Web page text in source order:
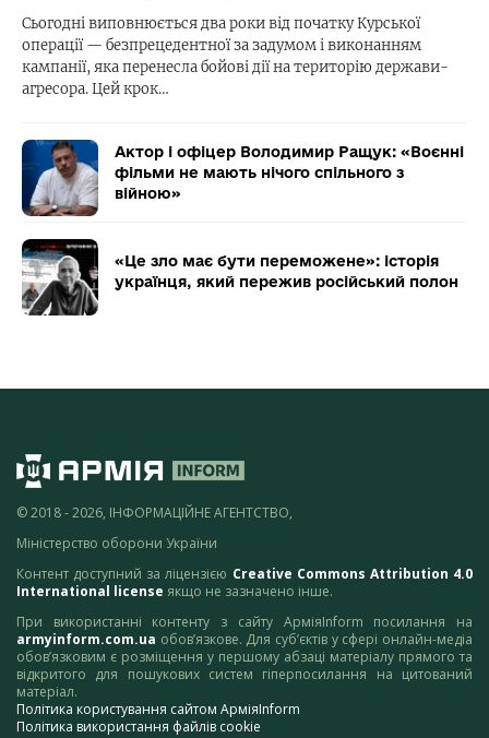
Сьогодні виповнюється два роки від початку Курської
операції — безпрецедентної за задумом і виконанням
кампанії, яка перенесла бойові дії на територію держави-
агресора. Цей крок…
Актор і офіцер Володимир Ращук: «Воєнні
фільми не мають нічого спільного з
війною»
«Це зло має бути переможене»: історія
українця, який пережив російський полон
© 2018 - 2026, ІНФОРМАЦІЙНЕ АГЕНТСТВО,
Міністерство оборони України
Контент доступний за ліцензією Creative Commons Attribution 4.0
International license якщо не зазначено інше.
При використанні контенту з сайту АрміяInform посилання на
armyinform.com.ua обов’язкове. Для суб’єктів у сфері онлайн-медіа
обов’язковим є розміщення у першому абзаці матеріалу прямого та
відкритого для пошукових систем гіперпосилання на цитований
матеріал.
Політика користування сайтом АрміяInform
Політика використання файлів cookie